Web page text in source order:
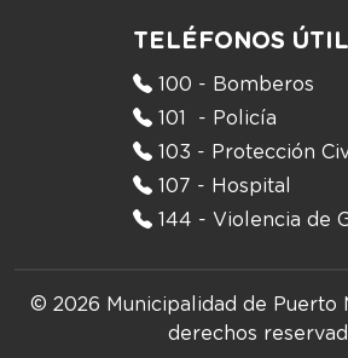
TELÉFONOS
100 - Bomberos
101 - Policía
103 - Protección
107 - Hospital
144 - Violencia de
© 2026 Municipalidad de Puerto
derechos